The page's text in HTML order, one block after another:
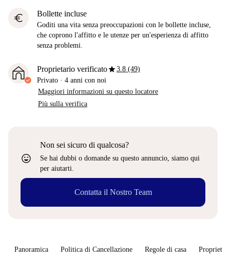
euro Bollette incluse
Goditi una vita senza preoccupazioni con le bollette incluse,
che coprono l'affitto e le utenze per un'esperienza di affitto
senza problemi.
Proprietario verificatostar3.8 (49)
Privato · 4 anni con noi
Maggiori informazioni su questo locatore
Più sulla verifica
sentiment_very_satisfied
Non sei sicuro di qualcosa?
Se hai dubbi o domande su questo annuncio, siamo qui
per aiutarti.
Contatta il Nostro Team
Panoramica Politica di Cancellazione Regole di casa